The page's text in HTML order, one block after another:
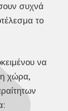
συχνά
το
να
χώρα,